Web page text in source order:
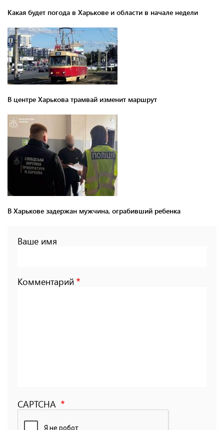
Какая будет погода в Харькове и области в начале недели
В центре Харькова трамвай изменит маршрут
В Харькове задержан мужчина, ограбивший ребенка
Ваше имя
Комментарий
CAPTCHA